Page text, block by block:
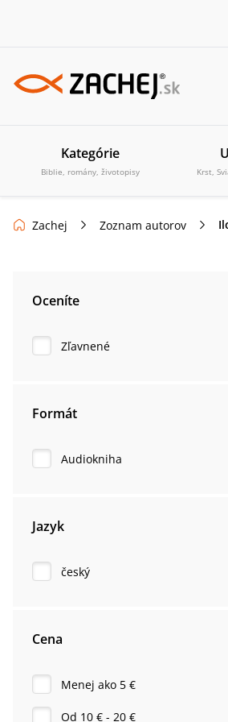
Kategórie
Biblie, romány, životopisy Krst,
Zachej Zoznam autorov
Oceníte
Zľavnené
Formát
Audiokniha
Jazyk
český
Cena
Menej ako 5 €
Od 10 € - 20 €